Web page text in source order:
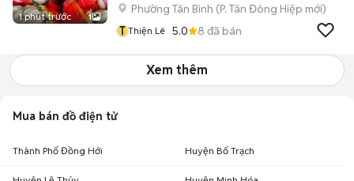
1 phút trước 1
Phường Tân Bình (P. Tân Đông Hiệp mới)
T Thiện Lê 5.0 8 đã bán
Xem thêm
Mua bán đồ điện tử
Thành Phố Đồng Hới Huyện Bố Trạch